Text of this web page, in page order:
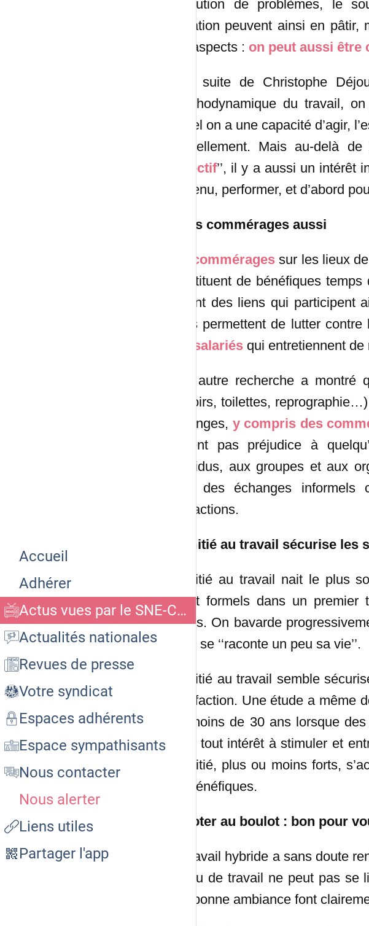
Accueil
Adhérer
Actus vues par le SNE-CGC CEMP
Actualités nationales
Revues de presse
Votre syndicat
Espaces adhérents
Espace sympathisants
Nous contacter
Nous alerter
Liens utiles
Partager l'app
résolution de problèmes, le
l’idéation peuvent ainsi en
ces aspects : on peut aussi être
A la suite de Christophe
Psychodynamique du travail,
lequel on a une capacité d’agir,
mutuellement. Mais au-delà
collectif’’, il y a aussi un intérêt
soutenu, performer, et d’abord
Et les commérages aussi
commérages sur les lieux
constituent de bénéfiques
tissent des liens qui participent
qu’ils permettent de lutter
des salariés qui entretiennent
Une autre recherche a
couloirs, toilettes,
échanges, y compris des
portent pas préjudice à
individus, aux groupes et aux
pour des échanges
interactions.
L’amitié au travail sécurise les
L’amitié au travail nait le plus
plutôt formels dans un
temps. On bavarde
et on se ‘‘raconte un peu sa vie’’.
L’amitié au travail semble
satisfaction. Une étude a même
les moins de 30 ans lorsque
donc tout intérêt à stimuler et
d’amitié, plus ou moins forts,
fait bénéfiques.
Papoter au boulot : bon pour
Le travail hybride a sans doute
le lieu de travail ne peut pas se
une bonne ambiance font